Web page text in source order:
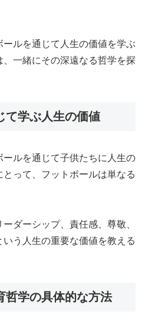
ルを通じて人生の価値を学ぶ
一緒にその深遠なる哲学を探
て学ぶ人生の価値
ルを通じて子供たちに人生の
って、フットボールは単なる
ダーシップ、責任感、尊敬、
う人生の重要な価値を教える
哲学の具体的な方法